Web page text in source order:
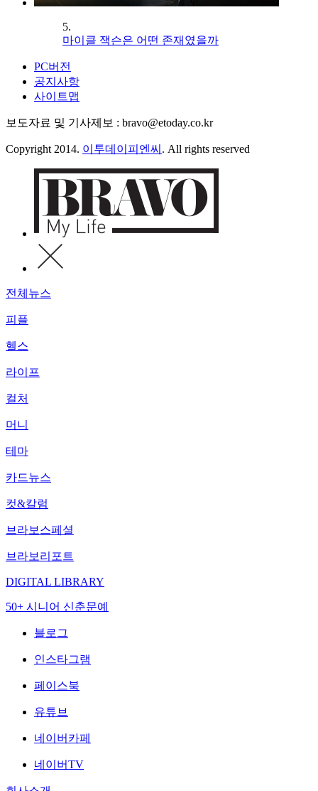
5.
마이클 잭슨은 어떤 존재였을까
PC버전
공지사항
사이트맵
보도자료 및 기사제보 : bravo@etoday.co.kr
Copyright 2014. 이투데이피엔씨 . All rights reserved
전체뉴스
피플
헬스
라이프
컬처
머니
테마
카드뉴스
컷&칼럼
브라보스페셜
브라보리포트
DIGITAL LIBRARY
50+ 시니어 신춘문예
블로그
인스타그램
페이스북
유튜브
네이버카페
네이버TV